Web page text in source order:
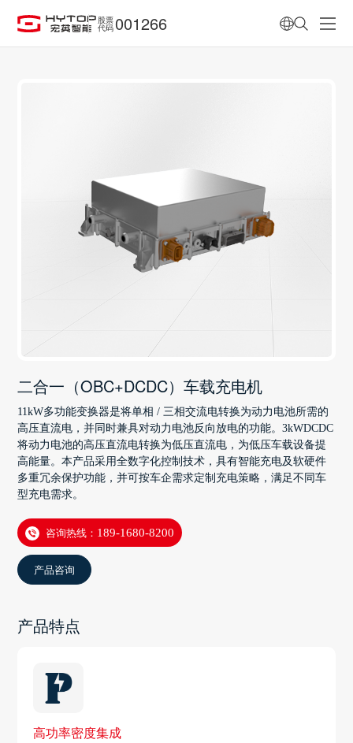
股票
代码 001266
二合一（OBC+DCDC）车载充电机
11kW多功能变换器是将单相 / 三相交流电转换为动力电池所需的
高压直流电，并同时兼具对动力电池反向放电的功能。3kWDCDC
将动力电池的高压直流电转换为低压直流电，为低压车载设备提
高能量。本产品采用全数字化控制技术，具有智能充电及软硬件
多重冗余保护功能，并可按车企需求定制充电策略，满足不同车
型充电需求。
咨询热线： 189-1680-8200
产品咨询
产品特点
高功率密度集成